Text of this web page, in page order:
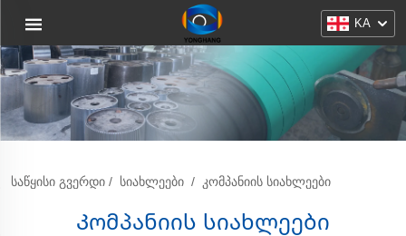
KA
ᲡᲐᲬᲧᲘᲡᲘ ᲒᲕᲔᲠᲓᲘ / ᲡᲘᲐᲮᲚᲔᲔᲑᲘ / ᲙᲝᲛᲞᲐᲜᲘᲘᲡ ᲡᲘᲐᲮᲚᲔᲔᲑᲘ
Კომპანიის სიახლეები